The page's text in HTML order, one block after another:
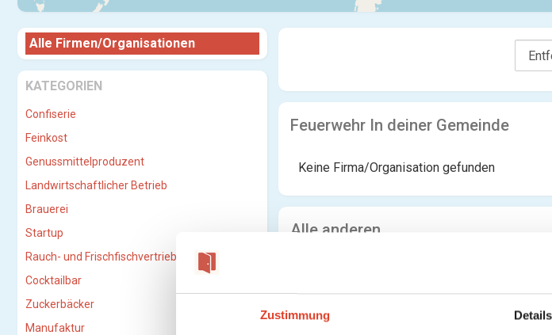
Zustimmung Details
Alle Firmen/Organisationen
KATEGORIEN
Confiserie
Feinkost
Genussmittelproduzent
Landwirtschaftlicher Betrieb
Brauerei
Startup
Rauch- und Frischfischvertriebs-GmbH
Cocktailbar
Zuckerbäcker
Manufaktur
Feuerwehr In deiner Gemeinde
Keine Firma/Organisation gefunden
Alle anderen